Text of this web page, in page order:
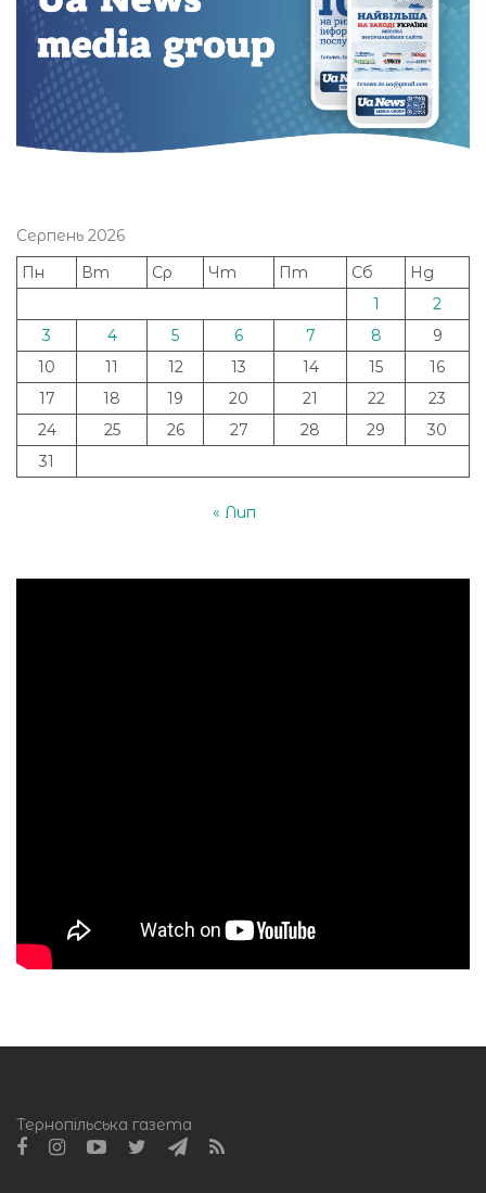
Серпень 2026
Пн
Вт Ср Чт Пт Сб
Нд
1
2
3
4 5 6 7 8
9
10
11 12 13 14 15
16
17
18 19 20 21 22
23
24
25 26 27 28 29
30
31
« Лип
Тернопільська газета